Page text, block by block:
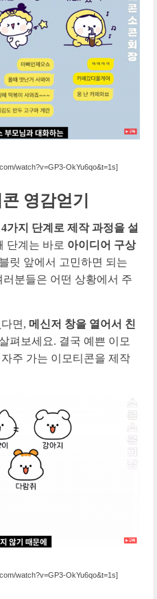
watch?v=GP3-OkYu6qo&t=1s]
영감얻기
4가지 단계로 제작 과정을 설
단계는 바로 아이디어 구상
릿 앞에서 고민하면 되는
분들은 어떤 상황에서 주
면, 메신저 창을 열어서 친
펴보세요. 결국 예쁜 이모
주 가는 이모티콘을 제작
watch?v=GP3-OkYu6qo&t=1s]